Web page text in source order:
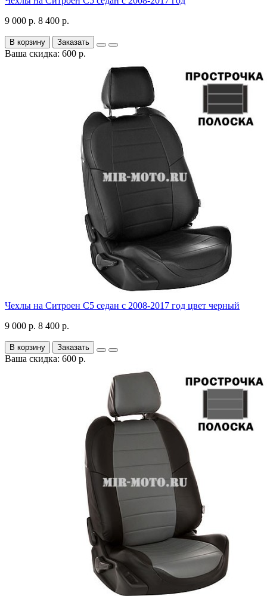
9 000 р. 8 400 р.
В корзину Заказать
Ваша скидка: 600 р.
Чехлы на Ситроен С5 седан с 2008-2017 год цвет черный
9 000 р. 8 400 р.
В корзину Заказать
Ваша скидка: 600 р.